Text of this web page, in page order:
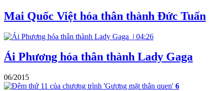
Mai Quốc Việt hóa thân thành Đức Tuấn
| 04:26
Ái Phương hóa thân thành Lady Gaga
06/2015
6